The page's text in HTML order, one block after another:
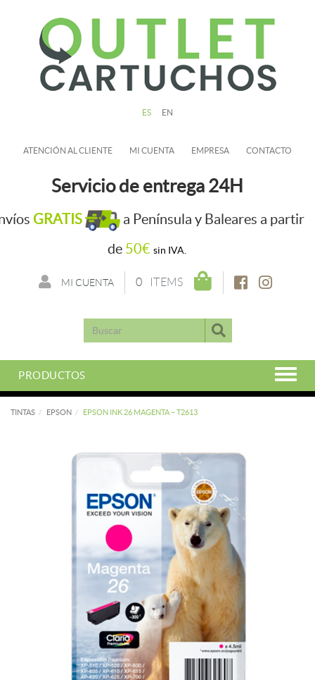
ES EN
ATENCIÓN AL CLIENTE MI CUENTA EMPRESA CONTACTO
Servicio de entrega 24H
GRATIS
a Península y Baleares a partir
de 50€ sin IVA.
0 ITEMS
MI CUENTA
PRODUCTOS
TINTAS EPSON EPSON INK 26 MAGENTA – T2613